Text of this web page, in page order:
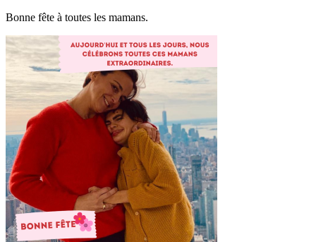
Bonne fête à toutes les mamans.